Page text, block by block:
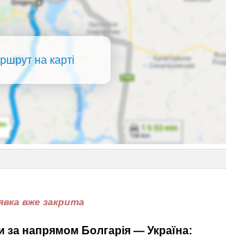
на карті
вже закрита
за напрямом Болгарія — Україна: